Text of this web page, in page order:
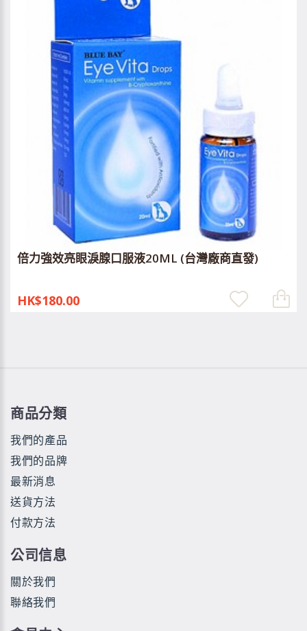
倍力強效亮眼淚腺口服液20ML (台灣廠商直發)
HK$180.00
商品分類
我們的產品
我們的品牌
最新消息
送貨方法
付款方法
公司信息
關於我們
聯絡我們